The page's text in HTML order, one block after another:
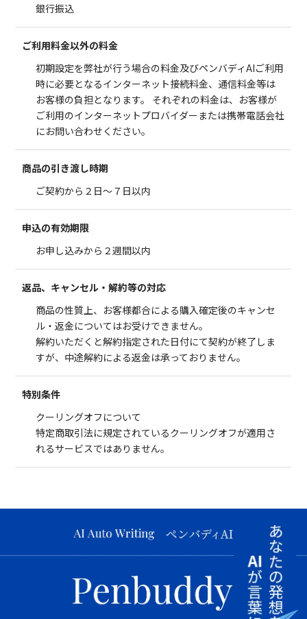
銀行振込
ご利用料金以外の料金
初期設定を弊社が行う場合の料金及びペンバディAIご利用
時に必要となるインターネット接続料金、通信料金等は
お客様の負担となります。 それぞれの料金は、お客様が
ご利用のインターネットプロバイダーまたは携帯電話会社
にお問い合わせください。
商品の引き渡し時期
ご契約から２日～７日以内
申込の有効期限
お申し込みから２週間以内
返品、キャンセル・解約等の対応
商品の性質上、お客様都合による購入確定後のキャンセ
ル・返金についてはお受けできません。
解約いただくと解約指定された日付にて契約が終了しま
すが、中途解約による返金は承っておりません。
特別条件
クーリングオフについて
特定商取引法に規定されているクーリングオフが適用さ
れるサービスではありません。